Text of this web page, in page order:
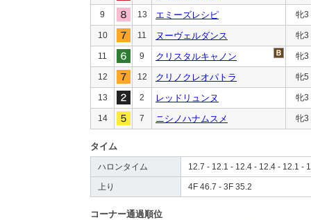
9 13 エミーズレシピ 牝3
10 11 ヌーヴェルダンス 牝3
11 9 クリスタルキャノン 牝3
12 12 クリノクレオパトラ 牝5
13 2 レッドリュンヌ 牝3
14 7 ニシノハナムスメ 牝3
タイム
ハロンタイム 12.7 - 12.1 - 12.4 - 12.4 - 12.1 -
上り 4F 46.7 - 3F 35.2
コーナー通過順位